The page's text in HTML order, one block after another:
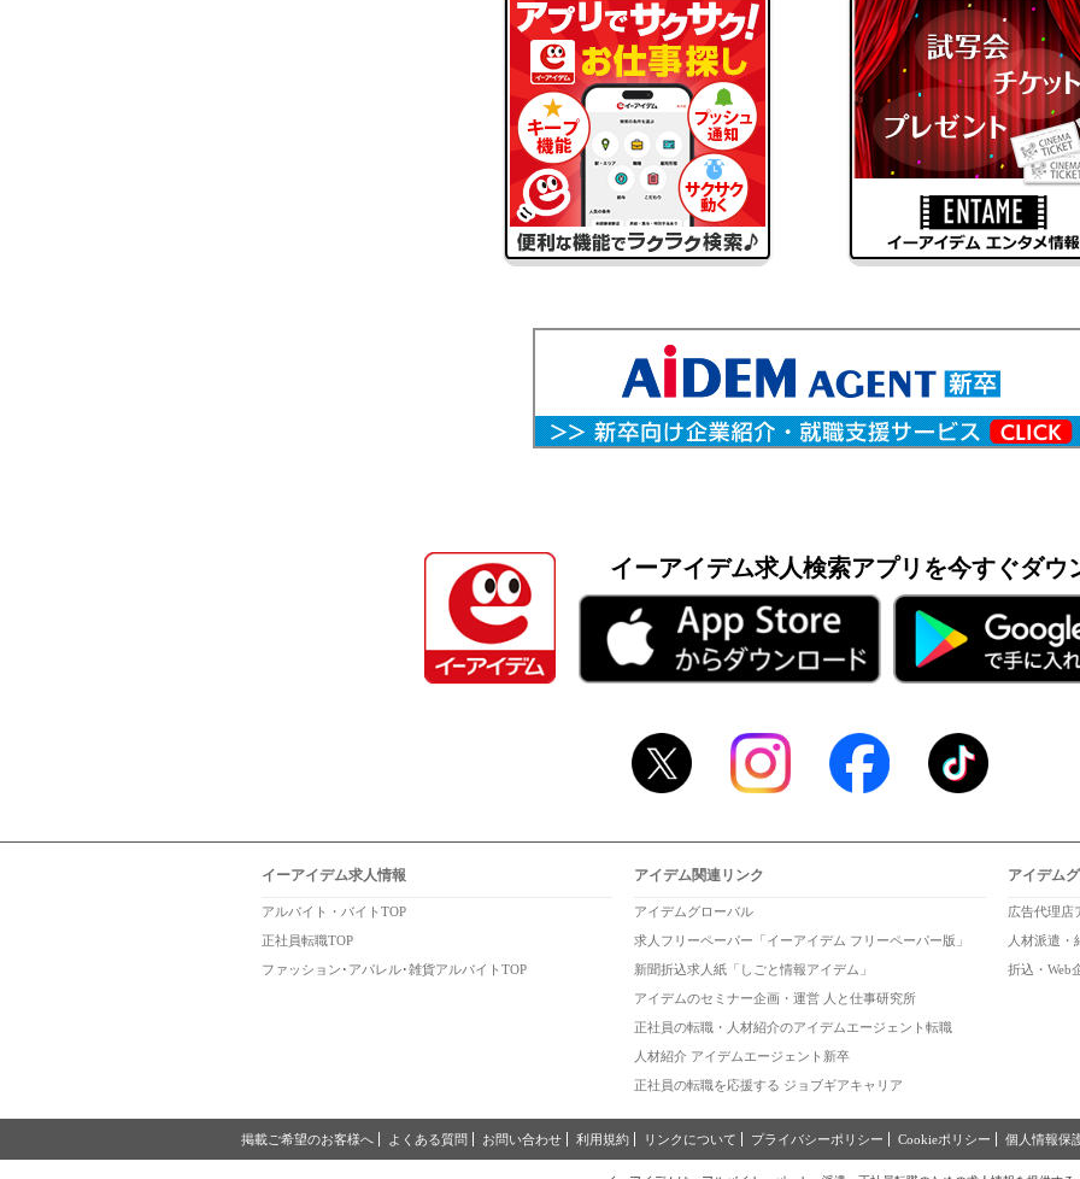
イーアイデム求人検索アプリを今すぐダウ
イーアイデム求人情報
アルバイト・バイトTOP
正社員転職TOP
ファッション･アパレル･雑貨アルバイトTOP
アイデム関連リンク
アイデムグローバル
求人フリーペーパー「イーアイデム フリーペーパー版」
新聞折込求人紙「しごと情報アイデム」
アイデムのセミナー企画・運営 人と仕事研究所
正社員の転職・人材紹介のアイデムエージェント転職
人材紹介 アイデムエージェント新卒
正社員の転職を応援する ジョブギアキャリア
アイデム
広告代理店
人材派遣
折込・Web
掲載ご希望のお客様へ よくある質問 お問い合わせ 利用規約 リンクについて プライバシーポリシー Cookieポリシー 個人情報保